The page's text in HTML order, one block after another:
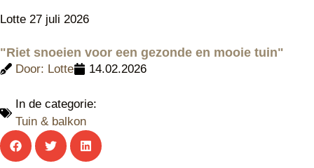
Lotte 27 juli 2026
"Riet snoeien voor een gezonde en mooie tuin"
Door: Lotte 14.02.2026
In de categorie:
Tuin & balkon